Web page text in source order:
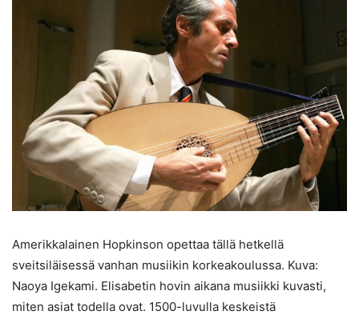
Amerikkalainen Hopkinson opettaa tällä hetkellä
sveitsiläisessä vanhan musiikin korkeakoulussa. Kuva:
Naoya Igekami. Elisabetin hovin aikana musiikki kuvasti,
miten asiat todella ovat. 1500-luvulla keskeistä